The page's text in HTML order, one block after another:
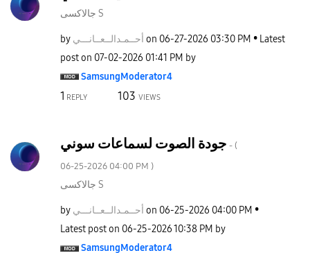
جالاكسى S
by أحــمـدالــعــانـــي on ‎06-27-2026 03:30 PM
Latest
post on ‎07-02-2026 01:41 PM by
SamsungModerator4
1 REPLY 103 VIEWS
جودة الصوت لسماعات سوني - (
‎06-25-2026 04:00 PM )
جالاكسى S
by أحــمـدالــعــانـــي on ‎06-25-2026 04:00 PM
Latest post on ‎06-25-202610:38 PM by
SamsungModerator4